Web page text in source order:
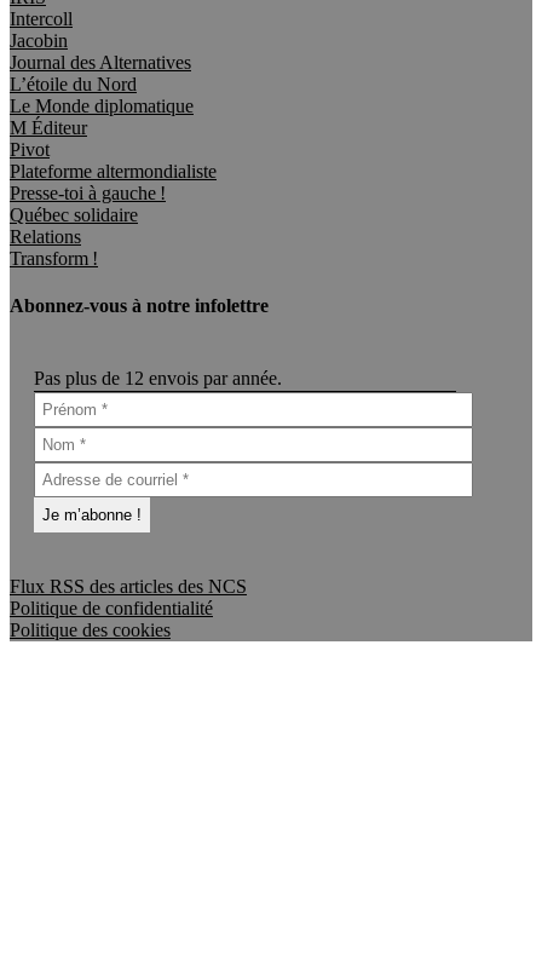
Intercoll
Jacobin
Journal des Alternatives
L’étoile du Nord
Le Monde diplomatique
M Éditeur
Pivot
Plateforme altermondialiste
Presse-toi à gauche !
Québec solidaire
Relations
Transform !
Abonnez-vous à notre infolettre
Pas plus de 12 envois par année.
Flux RSS des articles des NCS
Politique de confidentialité
Politique des cookies